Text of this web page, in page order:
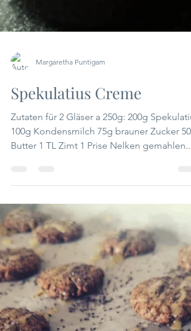
Margaretha Puntigam
Spekulatius Creme
Zutaten für 2 Gläser a 250g: 200g
100g Kondensmilch 75g brauner Zucker 50g
Butter 1 TL Zimt 1 Prise Nelken gemahlen...